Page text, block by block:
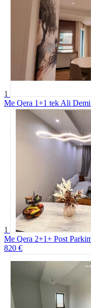
1
Me Qera 1+1 tek Ali
1
Me Qera 2+1+ Post
820 €